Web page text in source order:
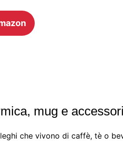
mug e
che vivono di caffè, tè o